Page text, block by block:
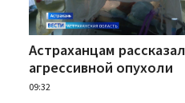
Астраханцам
агрессивной опухоли
09:32